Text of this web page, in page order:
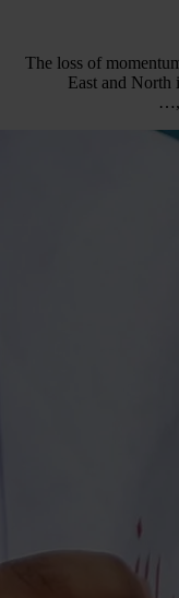
The loss of
East and North